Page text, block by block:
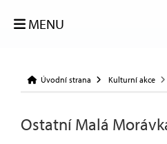
MENU
Úvodní strana Kulturní akce
Ostatní Malá